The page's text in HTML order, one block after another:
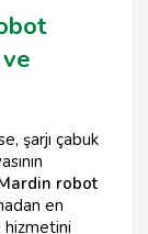
şarjı çabuk
robot
en
hizmetini